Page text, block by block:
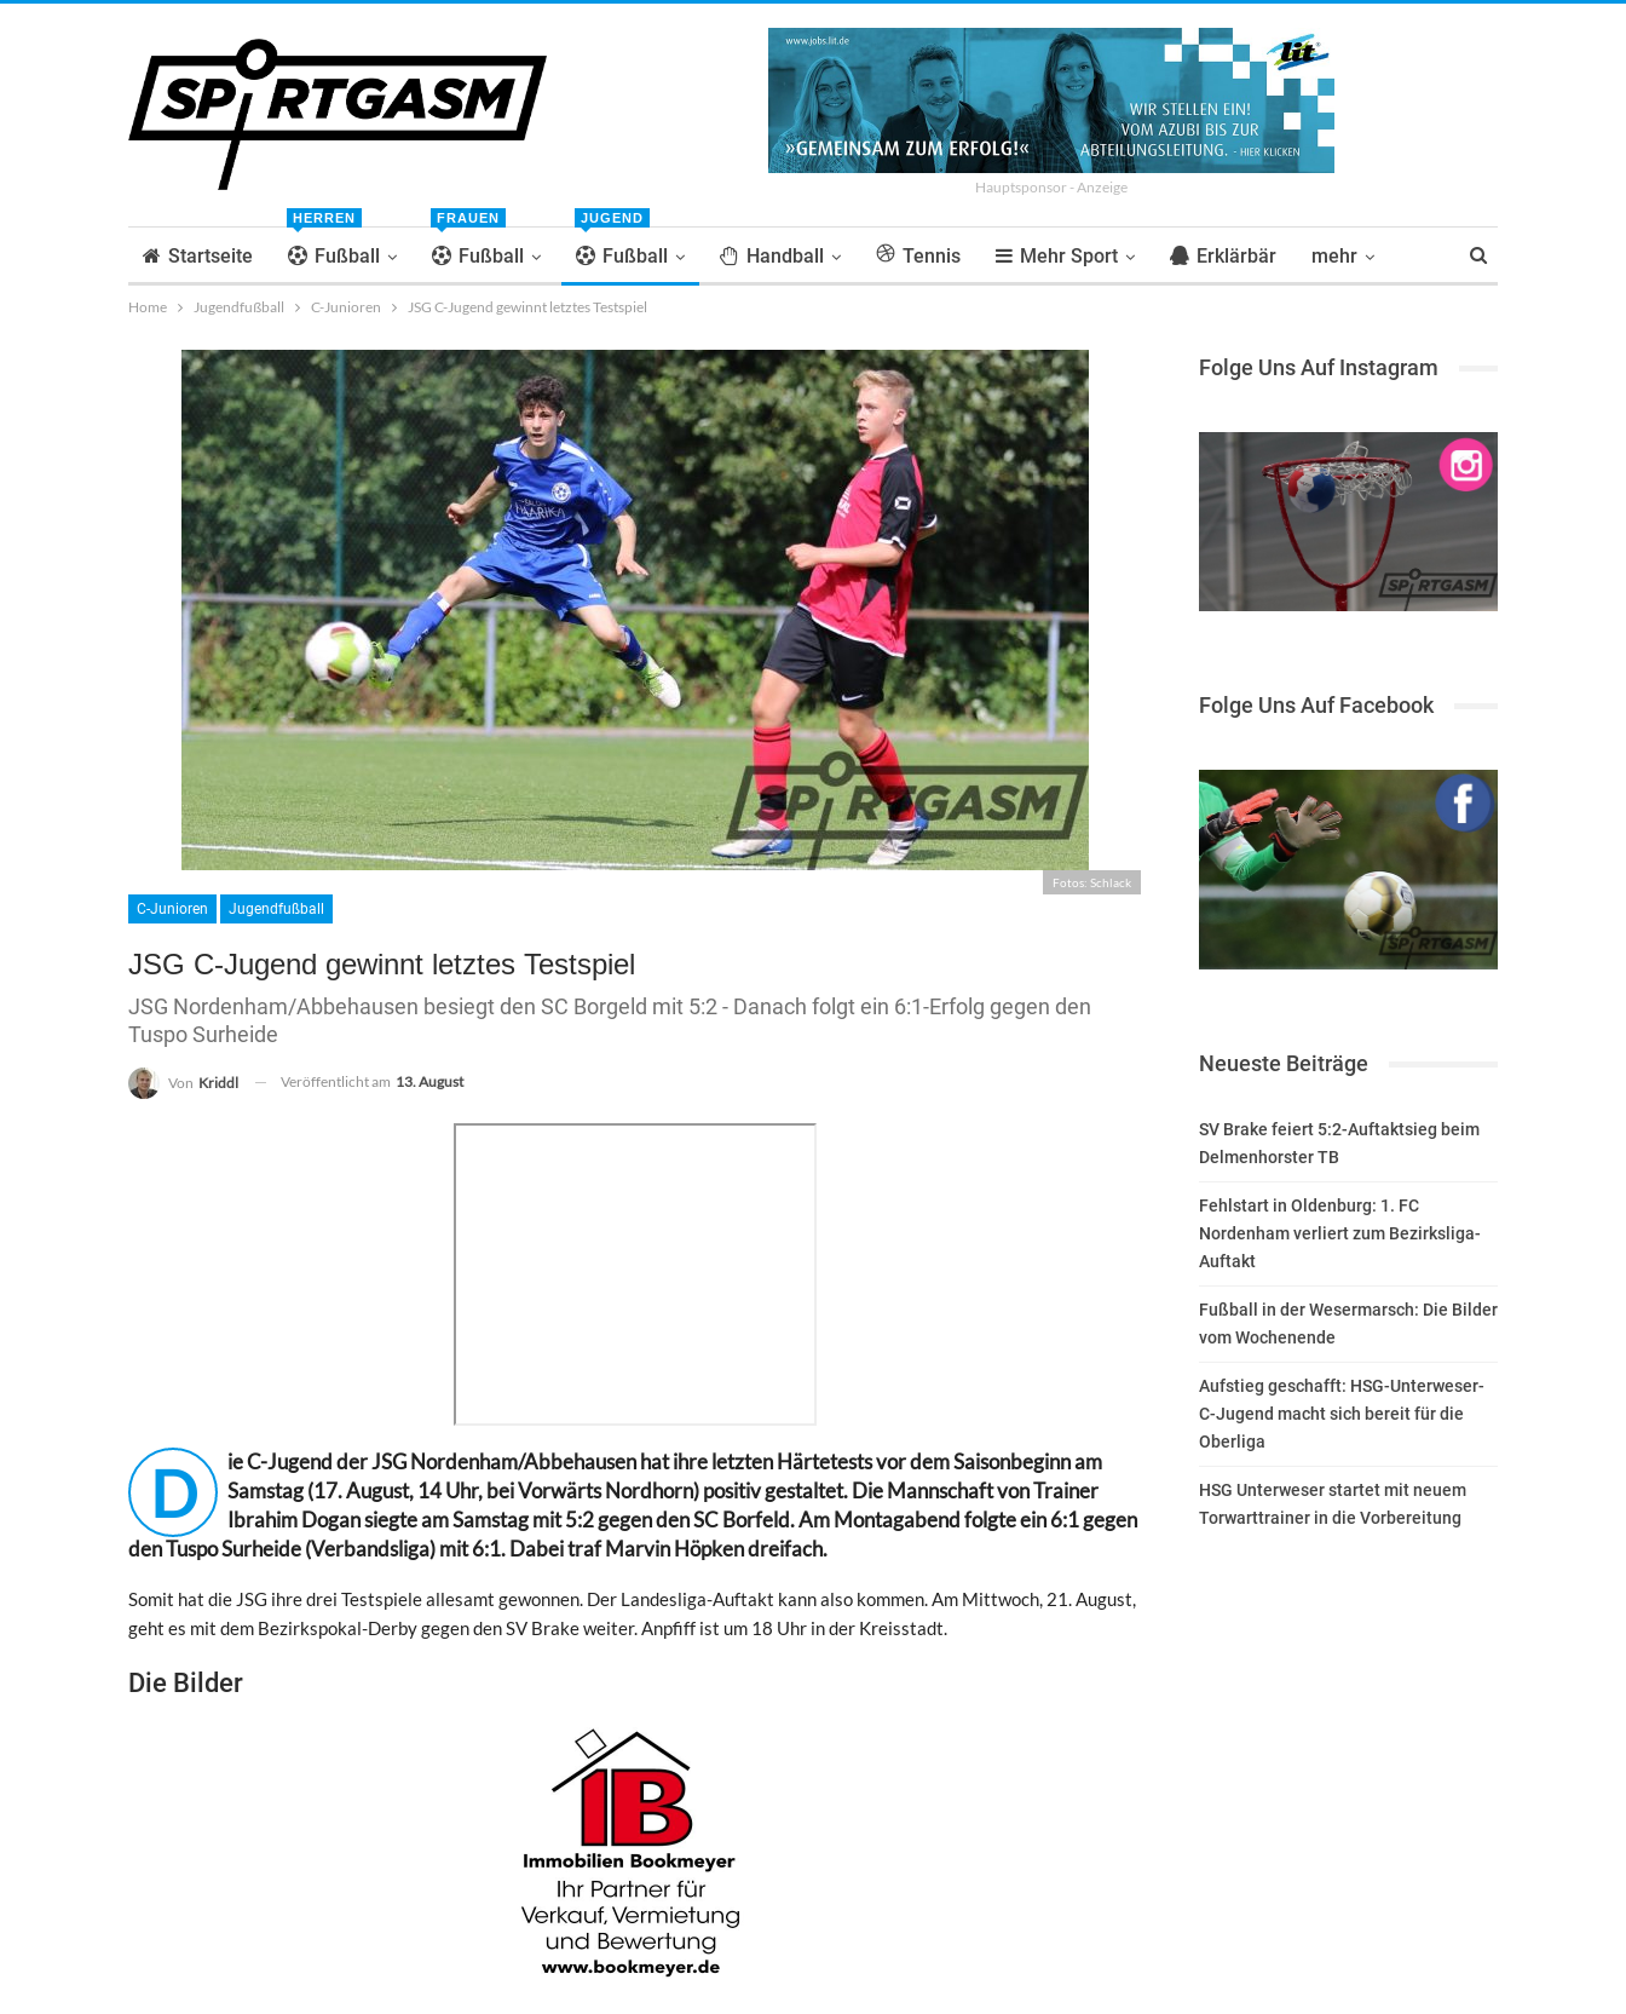
Hauptsponsor - Anzeige
Startseite Fußball
HERREN
Fußball
FRAUEN
Fußball
JUGEND
Handball Tennis Mehr Sport Erklärbär mehr
Home Jugendfußball C-Junioren JSG C-Jugend gewinnt letztes Testspiel
Fotos: Schlack
C-Junioren Jugendfußball
JSG C-Jugend gewinnt letztes Testspiel
JSG Nordenham/Abbehausen besiegt den SC Borgeld mit 5:2 - Danach folgt ein 6:1-Erfolg gegen den
Tuspo Surheide
Von Kriddl Veröffentlicht am 13. August
D
ie C-Jugend der JSG Nordenham/Abbehausen hat ihre letzten Härtetests vor dem Saisonbeginn am
Samstag (17. August, 14 Uhr, bei Vorwärts Nordhorn) positiv gestaltet. Die Mannschaft von Trainer
Ibrahim Dogan siegte am Samstag mit 5:2 gegen den SC Borfeld. Am Montagabend folgte ein 6:1 gegen
den Tuspo Surheide (Verbandsliga) mit 6:1. Dabei traf Marvin Höpken dreifach.
Somit hat die JSG ihre drei Testspiele allesamt gewonnen. Der Landesliga-Auftakt kann also kommen. Am Mittwoch, 21. August,
geht es mit dem Bezirkspokal-Derby gegen den SV Brake weiter. Anpfiff ist um 18 Uhr in der Kreisstadt.
Die Bilder
Folge Uns Auf Instagram
Folge Uns Auf Facebook
Neueste Beiträge
SV Brake feiert 5:2-Auftaktsieg beim
Delmenhorster TB
Fehlstart in Oldenburg: 1. FC
Nordenham verliert zum Bezirksliga-
Auftakt
Fußball in der Wesermarsch: Die Bilder
vom Wochenende
Aufstieg geschafft: HSG-Unterweser-
C-Jugend macht sich bereit für die
Oberliga
HSG Unterweser startet mit neuem
Torwarttrainer in die Vorbereitung